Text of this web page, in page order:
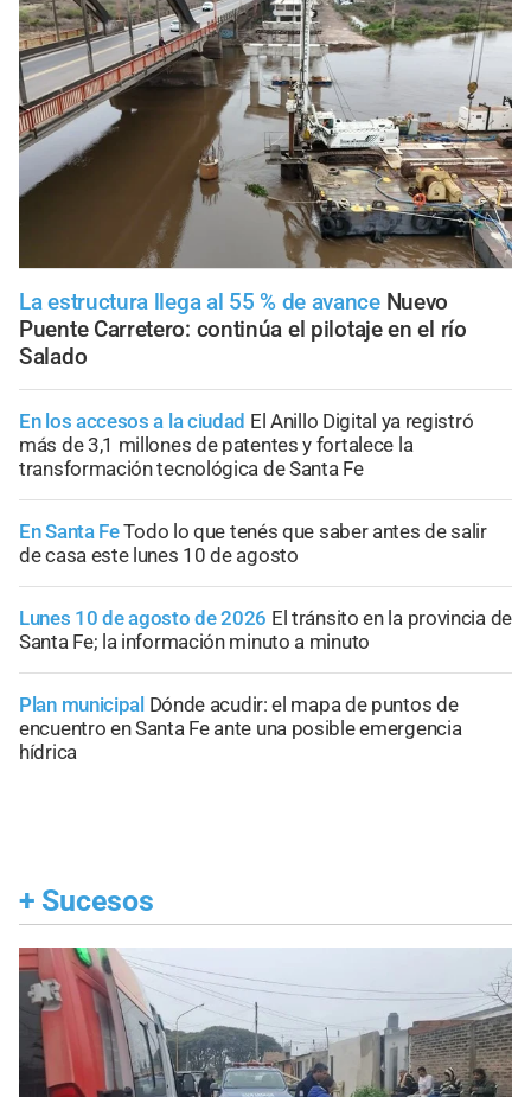
La estructura llega al 55 % de avance Nuevo
Puente Carretero: continúa el pilotaje en el río
Salado
En los accesos a la ciudad El Anillo Digital ya registró
más de 3,1 millones de patentes y fortalece la
transformación tecnológica de Santa Fe
En Santa FeTodo lo que tenés que saber antes de salir
de casa este lunes 10 de agosto
Lunes 10 de agosto de 2026 El tránsito en la provincia de
Santa Fe; la información minuto a minuto
Plan municipal Dónde acudir: el mapa de puntos de
encuentro en Santa Fe ante una posible emergencia
hídrica
+ Sucesos